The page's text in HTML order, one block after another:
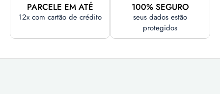
PARCELE EM ATÉ
12x com cartão de crédito
100% SEGURO
seus dados estão
protegidos